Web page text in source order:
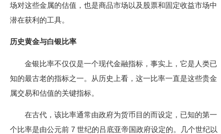
场对这些金属的估值，也是商品市场以及股票和固定收益市场中
潜在获利的工具。
历史黄金与白银比率
金银比率不仅仅是一个现代金融指标，事实上，它是人类已
知的最古老的指标之一。从历史上看，这一比率一直是这些贵金
属交易和估值的关键指标。
在古代，该比率通常由政府为货币目的而设定，已知的第一
个比率是由公元前 7 世纪的吕底亚帝国政府设定的。几个世纪以